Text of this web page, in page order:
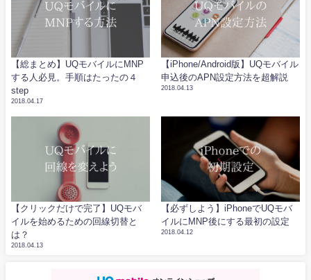
【総まとめ】UQモバイルにMNP
する人必見。手順はたったの４
step
2018.04.17
【iPhone/Android版】UQモバイル
申込後のAPN設定方法を超解説
2018.04.13
【クリックだけで完了】UQモバ
イルを始めるための回線切替と
は？
2018.04.13
【必ずしよう】iPhoneでUQモバ
イルにMNP後にする最初の設定
2018.04.12